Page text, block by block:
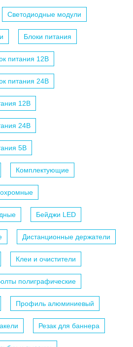
Светодиодные модули
Блоки питания
питания 12B
питания 24B
12B
24B
5B
Комплектующие
Бейджи LED
Дистанционные держатели
Клеи и очистители
полиграфические
Профиль алюминиевый
Резак для баннера